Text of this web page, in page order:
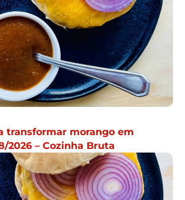
transformar morango em
2026 – Cozinha Bruta